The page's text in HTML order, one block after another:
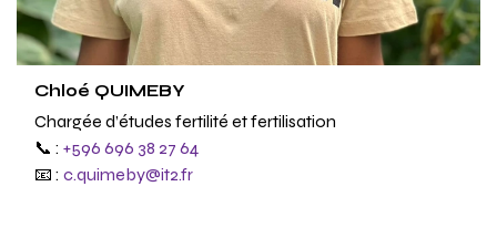
Chloé QUIMEBY
Chargée d’études fertilité et fertilisation
📞 : +596 696 38 27 64
📧 : c.quimeby@it2.fr